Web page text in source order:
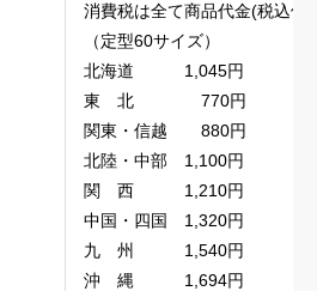
消費税は全て商品代金(税込価
（定型60サイズ）
北海道 1,045円
東 北 770円
関東・信越 880円
北陸・中部 1,100円
関 西 1,210円
中国・四国 1,320円
九 州 1,540円
沖 縄 1,694円